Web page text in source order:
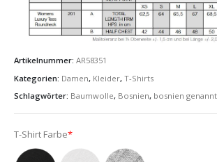
Artikelnummer: AR58351
Kategorien: Damen, Kleider, T-Shirts
Schlagwörter: Baumwolle, Bosnien, bosnien genannt
T-Shirt Farbe*